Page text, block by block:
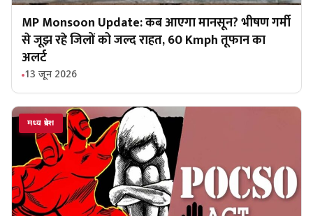
MP Monsoon Update: कब आएगा मानसून? भीषण गर्मी
से जूझ रहे जिलों को जल्द राहत, 60 Kmph तूफान का
अलर्ट
13 जून 2026
मध्य प्रदेश